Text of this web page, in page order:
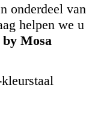
onderdeel van
helpen we u
Mosa